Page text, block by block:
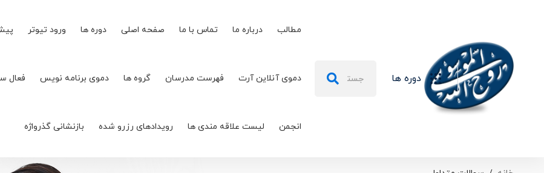
دوره ها
مطالب درباره ما تماس با ما صفحه اصلی دوره ها ورود تیوتر
دموی آنلاین آرت فهرست مدرسان گروه ها دموی برنامه نویس فعال
انجمن لیست علاقه مندی ها رویدادهای رزرو شده بازنشانی گذرواژه